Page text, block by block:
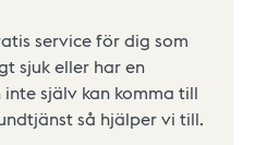
service för dig som
sjuk eller har en
själv kan komma till
så hjälper vi till.